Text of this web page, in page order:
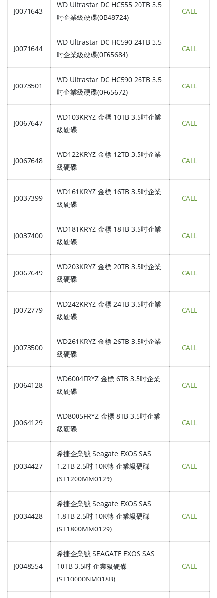
J0071643
WD Ultrastar DC HC555 20TB 3.5
吋企業級硬碟(0B48724)
CALL
J0071644
WD Ultrastar DC HC590 24TB 3.5
吋企業級硬碟(0F65684)
CALL
J0073501
WD Ultrastar DC HC590 26TB 3.5
吋企業級硬碟(0F65672)
CALL
J0067647
WD103KRYZ 金標 10TB 3.5吋企業
級硬碟
CALL
J0067648
WD122KRYZ 金標 12TB 3.5吋企業
級硬碟
CALL
J0037399
WD161KRYZ 金標 16TB 3.5吋企業
級硬碟
CALL
J0037400
WD181KRYZ 金標 18TB 3.5吋企業
級硬碟
CALL
J0067649
WD203KRYZ 金標 20TB 3.5吋企業
級硬碟
CALL
J0072779
WD242KRYZ 金標 24TB 3.5吋企業
級硬碟
CALL
J0073500
WD261KRYZ 金標 26TB 3.5吋企業
級硬碟
CALL
J0064128
WD6004FRYZ 金標 6TB 3.5吋企業
級硬碟
CALL
J0064129
WD8005FRYZ 金標 8TB 3.5吋企業
級硬碟
CALL
J0034427
希捷企業號 Seagate EXOS SAS
1.2TB 2.5吋 10K轉 企業級硬碟
(ST1200MM0129)
CALL
J0034428
希捷企業號 Seagate EXOS SAS
1.8TB 2.5吋 10K轉 企業級硬碟
(ST1800MM0129)
CALL
J0048554
希捷企業號 SEAGATE EXOS SAS
10TB 3.5吋 企業級硬碟
(ST10000NM018B)
CALL